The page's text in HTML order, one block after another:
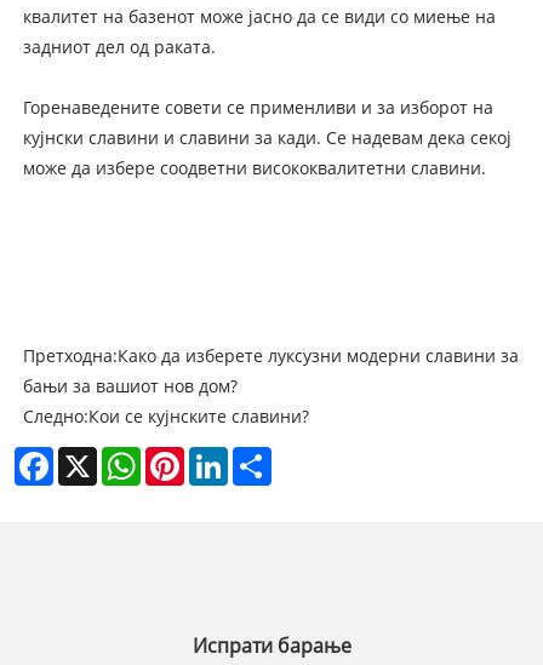
квалитет на базенот може јасно да се види со миење на
задниот дел од раката.
Горенаведените совети се применливи и за изборот на
кујнски славини и славини за кади. Се надевам дека секој
може да избере соодветни висококвалитетни славини.
Претходна:Како да изберете луксузни модерни славини за
бањи за вашиот нов дом?
Следно:Кои се кујнските славини?
Facebook
X WhatsAppPinterestLinkedIn
Испрати барање